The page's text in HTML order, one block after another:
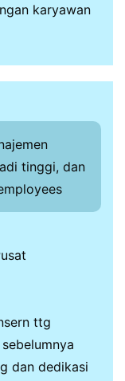
karyawan
tinggi, dan
ttg
dan dedikasi